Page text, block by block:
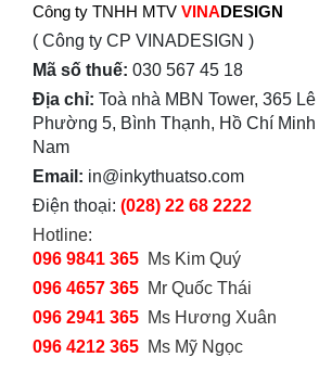
Công ty TNHH MTV VINADESIGN
( Công ty CP VINADESIGN )
Mã số thuế: 030 567 45 18
Địa chỉ: Toà nhà MBN Tower, 365
Phường 5, Bình Thạnh, Hồ Chí
Nam
Email: in@inkythuatso.com
Điện thoại: (028) 22 68 2222
Hotline:
096 9841 365 Ms Kim Quý
096 4657 365 Mr Quốc Thái
096 2941 365 Ms Hương Xuân
096 4212 365 Ms Mỹ Ngọc